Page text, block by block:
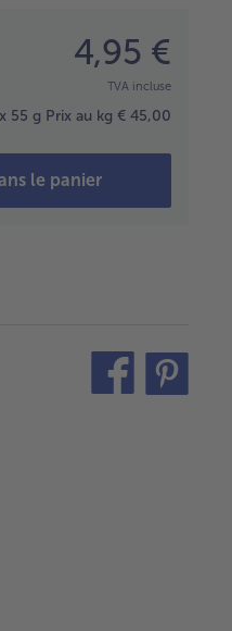
4,95 €
TVA incluse
55 g Prix au kg € 45,00
le panier
teilen